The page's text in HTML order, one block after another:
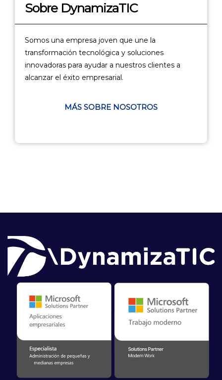
Sobre DynamizaTIC
Somos una empresa joven que une la
transformación tecnológica y soluciones
innovadoras para ayudar a nuestros clientes a
alcanzar el éxito empresarial.
MÁS SOBRE NOSOTROS